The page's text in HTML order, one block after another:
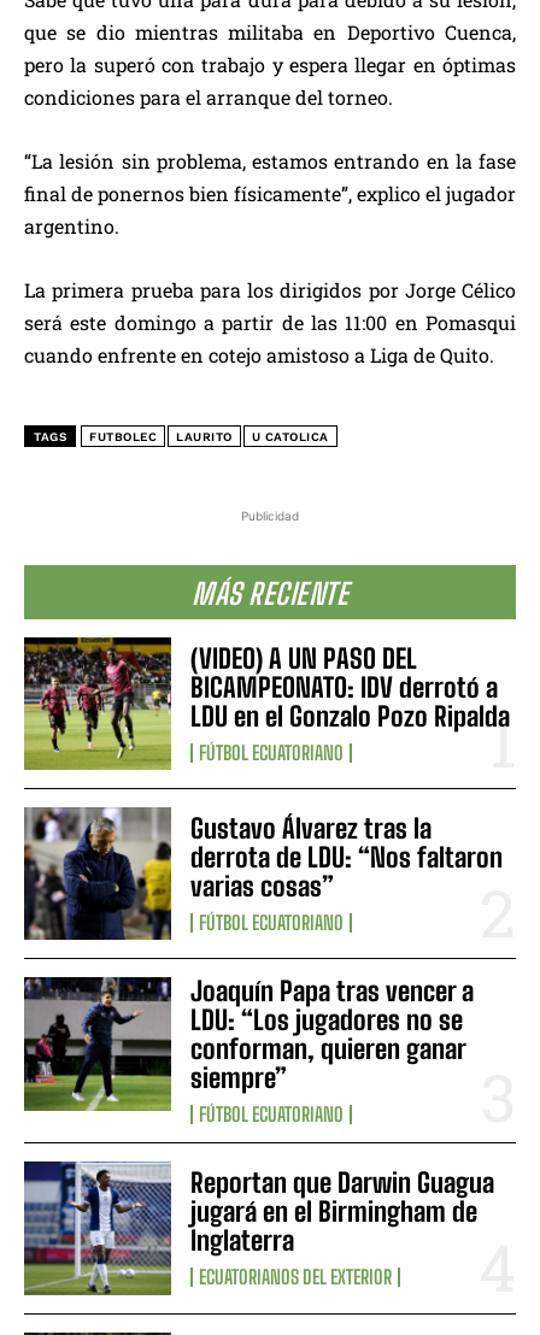
Publicidad
MÁS RECIENTE
(VIDEO) A UN PASO DEL
BICAMPEONATO: IDV derrotó a
LDU en el Gonzalo Pozo Ripalda
FÚTBOL ECUATORIANO
Gustavo Álvarez tras la
derrota de LDU: “Nos faltaron
varias cosas”
FÚTBOL ECUATORIANO
Joaquín Papa tras vencer a
LDU: “Los jugadores no se
conforman, quieren ganar
siempre”
FÚTBOL ECUATORIANO
Reportan que Darwin Guagua
jugará en el Birmingham de
Inglaterra
ECUATORIANOS DEL EXTERIOR
que se dio mientras militaba en Deportivo Cuenca,
pero la superó con trabajo y espera llegar en óptimas
condiciones para el arranque del torneo.
“La lesión sin problema, estamos entrando en la fase
final de ponernos bien físicamente”, explico el jugador
argentino.
La primera prueba para los dirigidos por Jorge Célico
será este domingo a partir de las 11:00 en Pomasqui
cuando enfrente en cotejo amistoso a Liga de Quito.
TAGS FUTBOLEC LAURITO U CATOLICA